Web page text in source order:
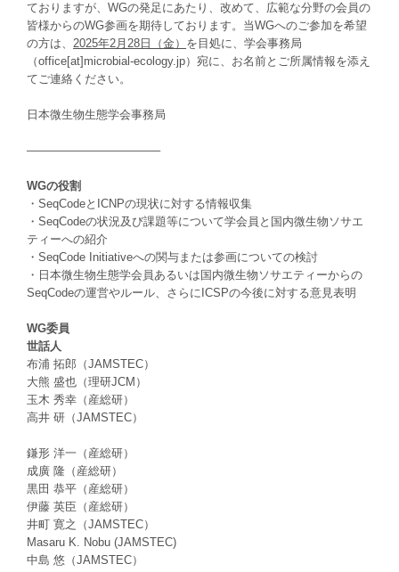
ておりますが、 WGの発足にあたり、改めて、広範な分野の会員の
皆様からのWG参画を期待しております。 当WGへのご参加を希望
の方は、 2025年2月28日（金） を目処に、学会事務局
（office[at]microbial-ecology.jp）宛に、お名前とご所属情報を添え
てご連絡ください。
日本微生物生態学会事務局
———————————–
WGの役割
・SeqCodeとICNPの現状に対する情報収集
・SeqCodeの状況及び課題等について学会員と国内微生物ソサエ
ティーへの紹介
・SeqCode Initiativeへの関与または参画についての検討
・日本微生物生態学会員あるいは国内微生物ソサエティーからの
SeqCodeの運営やルール、さらにICSPの今後に対する意見表明
WG委員
世話人
布浦 拓郎（JAMSTEC）
大熊 盛也（理研JCM）
玉木 秀幸（産総研）
高井 研（JAMSTEC）
鎌形 洋一（産総研）
成廣 隆（産総研）
黒田 恭平（産総研）
伊藤 英臣（産総研）
井町 寛之（JAMSTEC）
Masaru K. Nobu (JAMSTEC)
中島 悠（JAMSTEC）